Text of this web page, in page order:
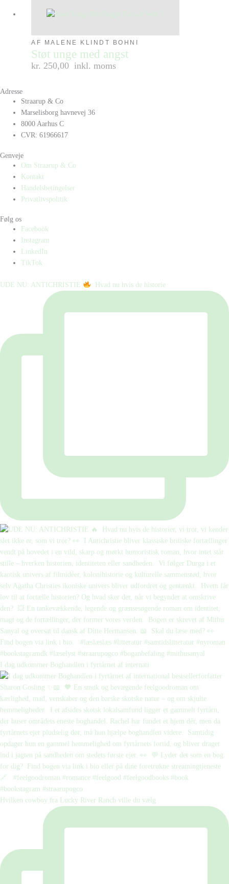
AF MALENE KLINDT BOHNI
Støt unge med angst
kr. 250,00 inkl. moms
Adresse
Straarup & Co
Marselisborg havnevej 36
8000 Aarhus C
CVR: 61966617
Genveje
Om Straarup & Co
Kontakt
Handelsbetingelser
Privatlivspolitik
Følg os
Facebook
Instagram
LinkedIn
TikTok
UDE NU: ANTICHRISTIE ⁠ ⁠ Hvad nu hvis de historie
I dag udkommer Boghandlen i fyrtårnet af internati
Hvilken cowboy fra Lucky River Ranch ville du vælg